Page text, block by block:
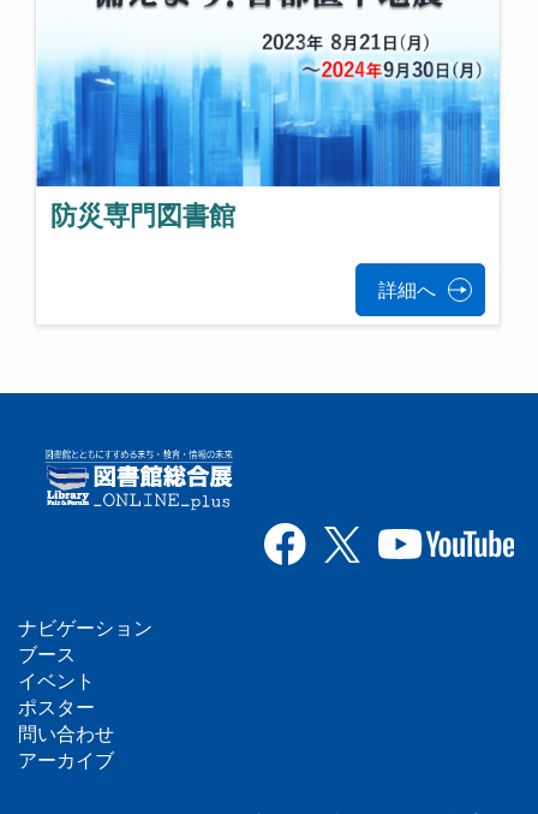
防災専門図書館
詳細へ
フ
ッ
タ
ナビゲーション
ブース
イベント
ポスター
問い合わせ
アーカイブ